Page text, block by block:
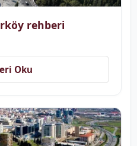
rehberi
Oku